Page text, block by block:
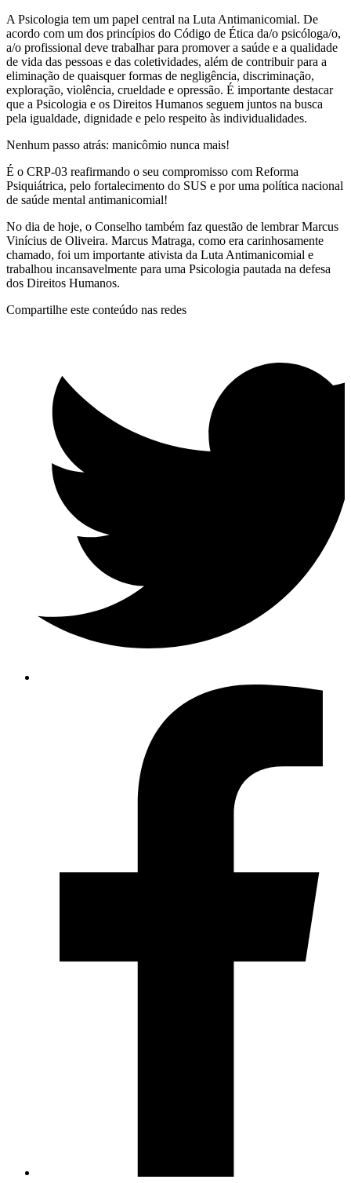
A Psicologia tem um papel central na Luta Antimanicomial. De
acordo com um dos princípios do Código de Ética da/o psicóloga/o,
a/o profissional deve trabalhar para promover a saúde e a qualidade
de vida das pessoas e das coletividades, além de contribuir para a
eliminação de quaisquer formas de negligência, discriminação,
exploração, violência, crueldade e opressão. É importante destacar
que a Psicologia e os Direitos Humanos seguem juntos na busca
pela igualdade, dignidade e pelo respeito às individualidades.
Nenhum passo atrás: manicômio nunca mais!
É o CRP-03 reafirmando o seu compromisso com Reforma
Psiquiátrica, pelo fortalecimento do SUS e por uma política nacional
de saúde mental antimanicomial!
No dia de hoje, o Conselho também faz questão de lembrar Marcus
Vinícius de Oliveira. Marcus Matraga, como era carinhosamente
chamado, foi um importante ativista da Luta Antimanicomial e
trabalhou incansavelmente para uma Psicologia pautada na defesa
dos Direitos Humanos.
Compartilhe este conteúdo nas redes